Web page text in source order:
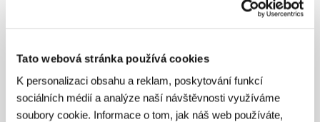
Tato webová stránka používá cookies
K personalizaci obsahu a reklam, poskytování funkcí
sociálních médií a analýze naší návštěvnosti využíváme
soubory cookie. Informace o tom, jak náš web používáte,
John Cassavetes/
Tom
John Cassavetes, Ben Gazzara, Joan Blondell, Paul
Stewart, Zohra Lampert/ Kontakt
Stadtkino
Filmverleih und Kinobetriebsgesellschaft m.b.H.,
IN-motion Pictures Ltd.